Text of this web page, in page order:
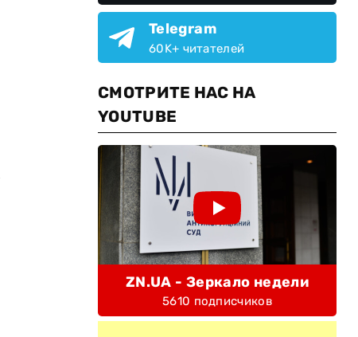
Telegram
60K+ читателей
СМОТРИТЕ НАС НА
YOUTUBE
ZN.UA - Зеркало недели
5610 подписчиков